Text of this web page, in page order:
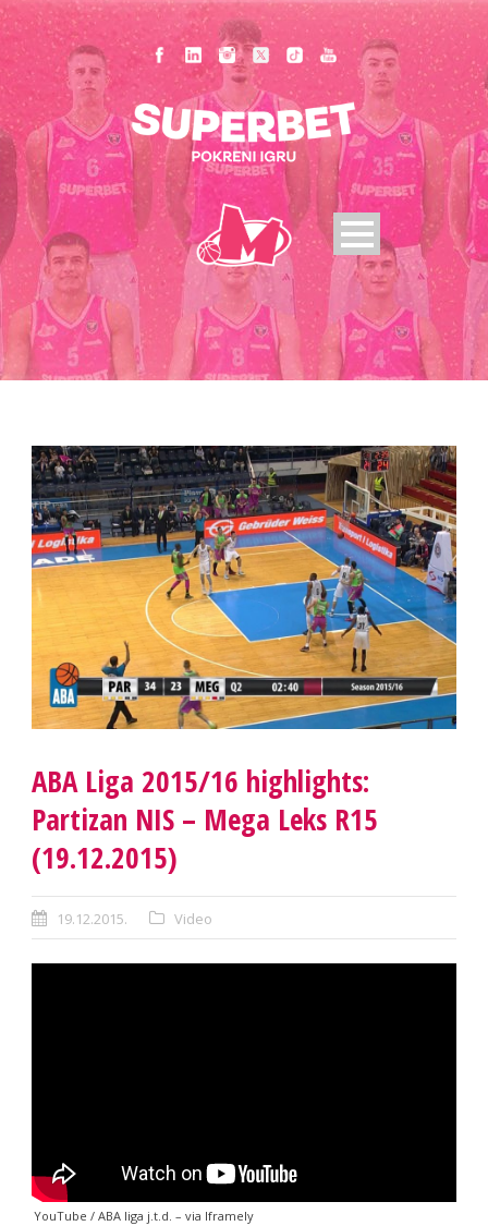
ABA Liga 2015/16 highlights:
Partizan NIS – Mega Leks R15
(19.12.2015)
19.12.2015. Video
YouTube / ABA liga j.t.d. – via Iframely